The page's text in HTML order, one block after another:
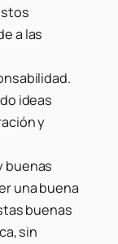
a las
ideas
y
buenas
una buena
buenas
sin